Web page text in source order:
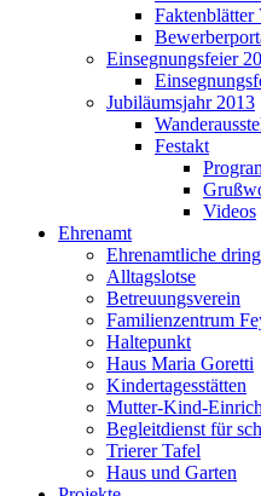
Faktenblätter
Einsegnungsfeier
Jubiläumsjahr 2013
Festakt
Videos
Ehrenamt
Ehrenamtliche
Alltagslotse
Betreuungsverein
Familienzentrum
Haltepunkt
Haus Maria Goretti
Kindertagesstätten
Mutter-Kind-
Begleitdienst für
Trierer Tafel
Haus und Garten